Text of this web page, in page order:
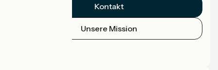
Kontakt
Unsere Mission